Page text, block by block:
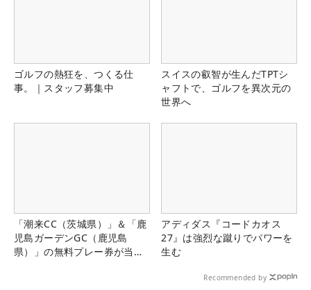
ゴルフの熱狂を、つくる仕
事。｜スタッフ募集中
スイスの叡智が生んだTPTシ
ャフトで、ゴルフを異次元の
世界へ
「潮来CC（茨城県）」＆「鹿
児島ガーデンGC（鹿児島
県）」の無料プレー券が当た
アディダス『コードカオス
27』は強烈な蹴りでパワーを
生む
Recommended by